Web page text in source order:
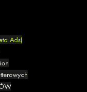
Ads)